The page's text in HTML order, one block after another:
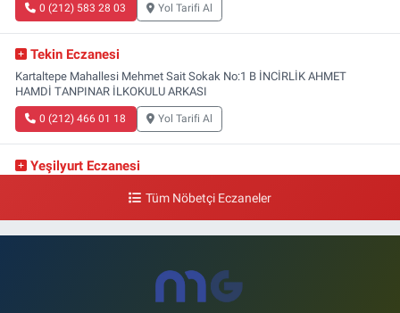
0 (212) 583 28 03 Yol Tarifi Al
Tekin Eczanesi
Kartaltepe Mahallesi Mehmet Sait Sokak No:1 B İNCİRLİK AHMET
HAMDİ TANPINAR İLKOKULU ARKASI
0 (212) 466 01 18 Yol Tarifi Al
Yeşilyurt Eczanesi
Şenlikköy Mahallesi Eski Halkalı Caddesi 33 Akvaryum Yanı Akua Florya
Tüm Nöbetçi Eczaneler